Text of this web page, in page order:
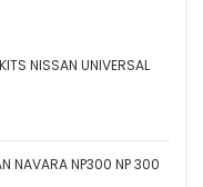
NISSAN UNIVERSAL
NAVARA NP300 NP 300